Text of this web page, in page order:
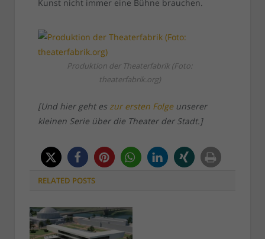
Kunst nicht immer eine Bühne brauchen.
Produktion der Theaterfabrik (Foto:
theaterfabrik.org)
[Und hier geht es zur ersten Folgeunserer
kleinen Serie über die Theater der Stadt.]
RELATED POSTS